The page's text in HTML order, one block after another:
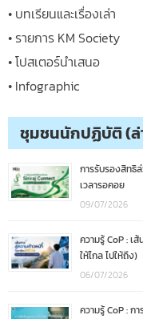
• บทเรียนและเรื่องเล่า
• รายการ KM Society
• โปสเตอร์นำเสนอ
• Infographic
ชุมชนนักปฏิบัติ (
การรับรองสิทธิ
เวลารอคอย
09/07/2026
ความรู้ CoP : เ
ให้ไกล ไปให้ถึง)
06/07/2026
ความรู้ CoP : ก